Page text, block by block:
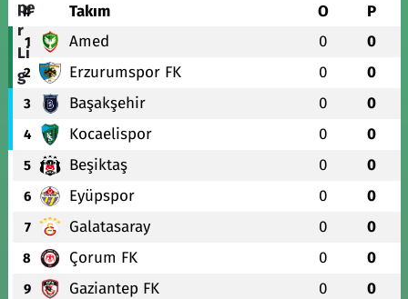
# Takım O P
1 Amed 0 0
2 Erzurumspor FK 0 0
3 Başakşehir 0 0
4 Kocaelispor 0 0
5 Beşiktaş 0 0
6 Eyüpspor 0 0
7 Galatasaray 0 0
8 Çorum FK 0 0
9 Gaziantep FK 0 0